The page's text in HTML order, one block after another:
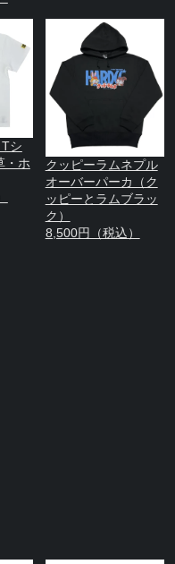
シ
・ホ
クッピーラムネプル
オーバーパーカ（ク
ッピーとラムブラッ
ク）
8,500円（税込）